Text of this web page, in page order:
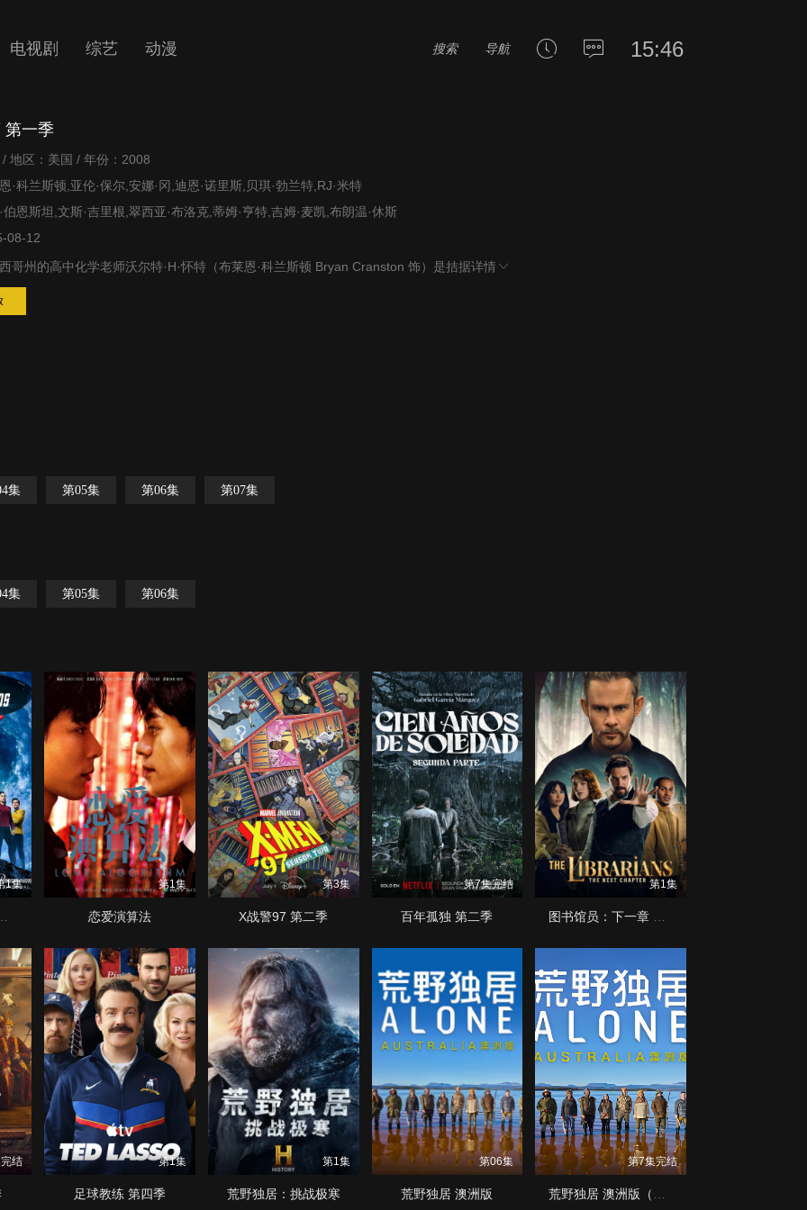
搜索 导航 15:46
电视剧 综艺 动漫
第一季
地区：美国 / 年份：2008
·科兰斯顿,亚伦·保尔,安娜·冈,迪恩·诺里斯,贝琪·勃兰特,RJ·米特
伯恩斯坦,文斯·吉里根,翠西亚·布洛克,蒂姆·亨特,吉姆·麦凯,布朗温·休斯
08-12
哥州的高中化学老师沃尔特·H·怀特（布莱恩·科兰斯顿 Bryan Cranston 饰）是拮据详情
集 第05集 第06集 第07集
集 第05集 第06集
1集
界 第四季
第1集
恋爱演算法
第3集
X战警97 第二季
第7集完结
百年孤独 第二季
第1集
图书馆员：下一章 第二季
结 第1集
足球教练 第四季
第1集
荒野独居：挑战极寒
第06集
荒野独居 澳洲版
第7集完结